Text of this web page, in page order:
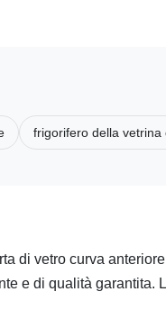
frigorifero della vetrina
di vetro curva
e di qualità garantita.